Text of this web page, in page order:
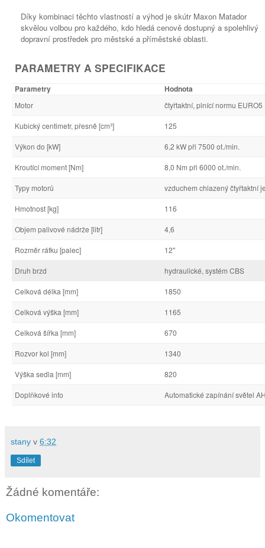
Díky kombinaci těchto vlastností a výhod je skútr Maxon Matador
skvělou volbou pro každého, kdo hledá cenově dostupný a spolehlivý
dopravní prostředek pro městské a příměstské oblasti.
PARAMETRY A SPECIFIKACE
Parametry Hodnota
Motor čtyřtaktní, plnící normu EURO5
Kubický centimetr, přesně [cm³] 125
Výkon do [kW] 6,2 kW při 7500 ot./min.
Kroutící moment [Nm] 8,0 Nm při 6000 ot./min.
Typy motorů vzduchem chlazený čtyřtaktní
Hmotnost [kg] 116
Objem palivové nádrže [litr] 4,6
Rozměr ráfku [palec] 12"
Druh brzd hydraulické, systém CBS
Celková délka [mm] 1850
Celková výška [mm] 1165
Celková šířka [mm] 670
Rozvor kol [mm] 1340
Výška sedla [mm] 820
Doplňkové info Automatické zapínání světel
stany v 6:32
Sdílet
Žádné komentáře:
Okomentovat